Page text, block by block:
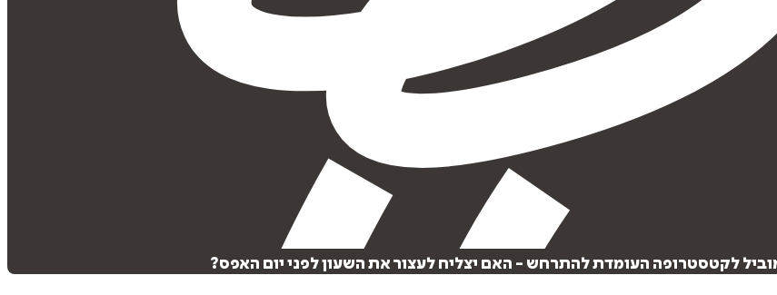
לקטסטרופה העומדת להתרחש - האם יצליח לעצור את השעון לפני יום האפס?